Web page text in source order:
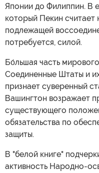
Японии до Филиппин. В
который Пекин считает
подлежащей
потребуется, силой.
Бо́льшая часть
Соединенные Штаты и
признает суверенный
Вашингтон возражает
существующего
обязательства по
защиты.
В "белой книге"
активность Народно-